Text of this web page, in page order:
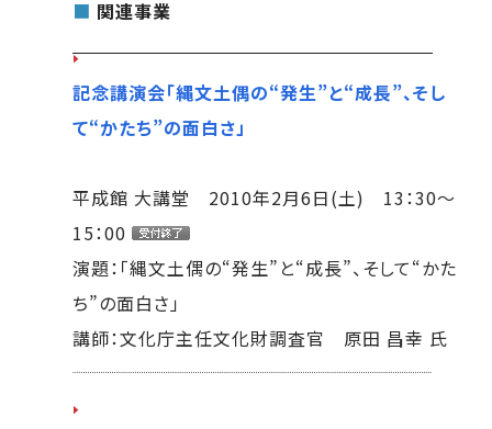
■ 関連事業
記念講演会「縄文土偶の“発生”と“成長”、そし
て“かたち”の面白さ」
平成館 大講堂 2010年2月6日(土) 13：30～
15：00
演題：「縄文土偶の“発生”と“成長”、そして“かた
ち”の面白さ」
講師：文化庁主任文化財調査官 原田 昌幸 氏